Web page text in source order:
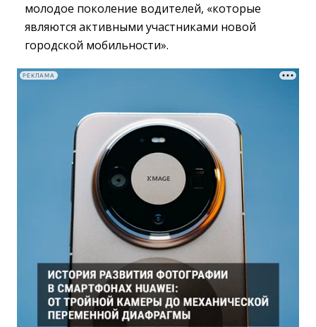
молодое поколение водителей, «которые
являются активными участниками новой
городской мобильности».
РЕКЛАМА